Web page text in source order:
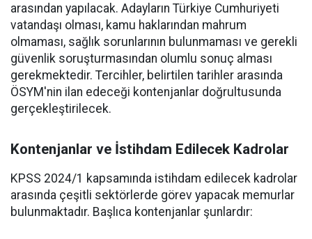
arasından yapılacak. Adayların Türkiye Cumhuriyeti
vatandaşı olması, kamu haklarından mahrum
olmaması, sağlık sorunlarının bulunmaması ve gerekli
güvenlik soruşturmasından olumlu sonuç alması
gerekmektedir. Tercihler, belirtilen tarihler arasında
ÖSYM'nin ilan edeceği kontenjanlar doğrultusunda
gerçekleştirilecek.
Kontenjanlar ve İstihdam Edilecek Kadrolar
KPSS 2024/1 kapsamında istihdam edilecek kadrolar
arasında çeşitli sektörlerde görev yapacak memurlar
bulunmaktadır. Başlıca kontenjanlar şunlardır: